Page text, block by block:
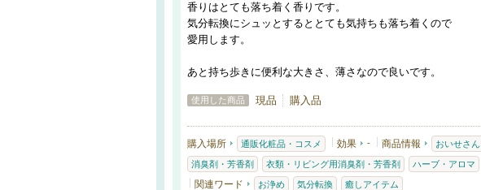
香りはとても落ち着く香りです。
気分転換にシュッとするととても気持ちも落ち着くので
愛用します。
あと持ち歩きに便利な大きさ、薄さなので良いです。
使用した商品 現品 購入品
購入場所 通販化粧品・コスメ 効果 - 商品情報 おいせさん
消臭剤・芳香剤 衣類・リビング用消臭剤・芳香剤 ハーブ・アロマ
関連ワード お浄め 気分転換 癒しアイテム